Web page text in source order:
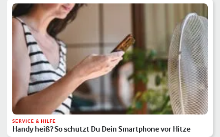
SERVICE & HILFE
Handy heiß? So schützt Du Dein Smartphone vor Hitze